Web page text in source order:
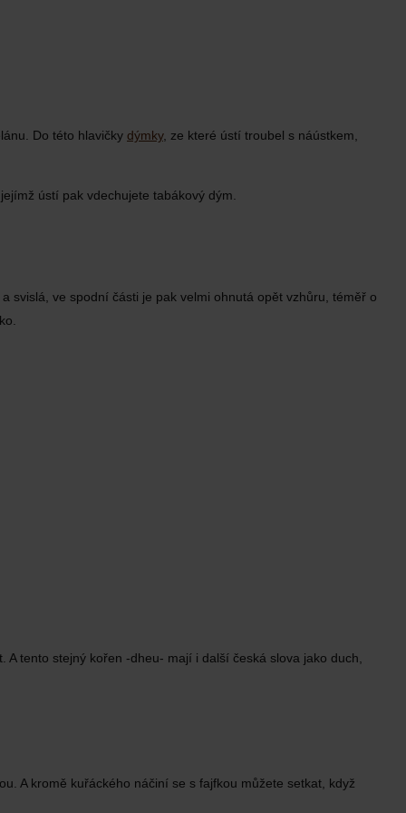
Do této hlavičky dýmky, ze které ústí troubel s náústkem,
ústí pak vdechujete tabákový dým.
a svislá, ve spodní části je pak velmi ohnutá opět vzhůru, téměř o
tento stejný kořen -dheu- mají i další česká slova jako duch,
A kromě kuřáckého náčiní se s fajfkou můžete setkat, když